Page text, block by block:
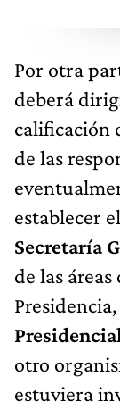
Por otra
deberá
calificación
de las
establecer
Secretaría
de las áreas
otro
estuviera